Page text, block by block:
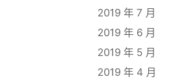
2019 年 7 月
2019 年 6 月
2019 年 5 月
2019 年 4 月